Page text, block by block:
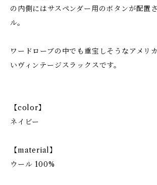
の内側にはサスペンダー用のボタンが配置
ル。
ワードローブの中でも重宝しそうなアメリ
いヴィンテージスラックスです。
【color】
ネイビー
【material】
ウール 100%